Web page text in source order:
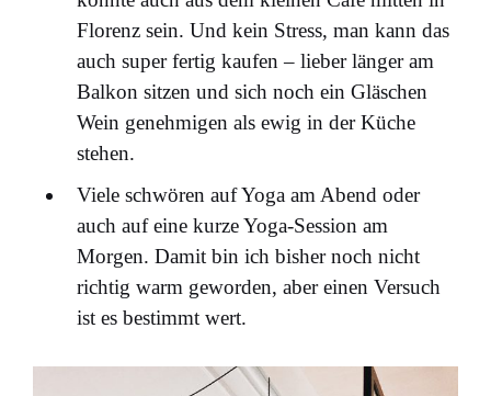
Florenz sein. Und kein Stress, man kann das
auch super fertig kaufen – lieber länger am
Balkon sitzen und sich noch ein Gläschen
Wein genehmigen als ewig in der Küche
stehen.
Viele schwören auf Yoga am Abend oder
auch auf eine kurze Yoga-Session am
Morgen. Damit bin ich bisher noch nicht
richtig warm geworden, aber einen Versuch
ist es bestimmt wert.